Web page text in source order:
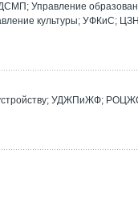
Управление
культуры; УФКиС;
УДЖПиЖФ;